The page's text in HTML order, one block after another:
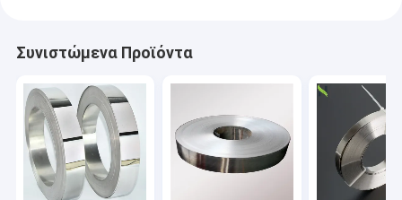
Συνιστώμενα Προϊόντα